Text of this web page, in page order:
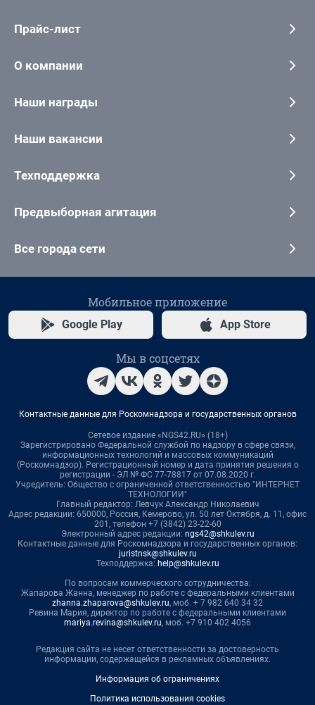
Прайс-лист
О компании
Наши награды
Наши вакансии
Техподдержка
Предвыборная агитация
Все города сети
Мобильное приложение
Google Play App Store
Мы в соцсетях
Контактные данные для Роскомнадзора и государственных органов
Сетевое издание «NGS42.RU» (18+)
Зарегистрировано Федеральной службой по надзору в сфере связи,
информационных технологий и массовых коммуникаций
(Роскомнадзор). Регистрационный номер и дата принятия решения о
регистрации - ЭЛ № ФС 77-78817 от 07.08.2020 г.
Учредитель: Общество с ограниченной ответственностью "ИНТЕРНЕТ
ТЕХНОЛОГИИ"
Главный редактор: Левчук Александр Николаевич
Адрес редакции: 650000, Россия, Кемерово, ул. 50 лет Октября, д. 11, офис
201, телефон +7 (3842) 23-22-60
Электронный адрес редакции: ngs42@shkulev.ru
Контактные данные для Роскомнадзора и государственных органов:
juristnsk@shkulev.ru
Техподдержка: help@shkulev.ru
По вопросам коммерческого сотрудничества:
Жапарова Жанна, менеджер по работе с федеральными клиентами
zhanna.zhaparova@shkulev.ru, моб. + 7 982 640 34 32
Ревина Мария, директор по работе с федеральными клиентами
mariya.revina@shkulev.ru, моб. +7 910 402 4056
Редакция сайта не несет ответственности за достоверность
информации, содержащейся в рекламных объявлениях.
Информация об ограничениях
Политика использования cookies